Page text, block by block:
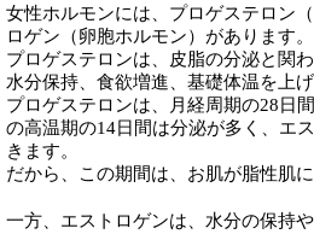
女性ホルモンには、プロゲステロン
ロゲン（卵胞ホルモン）があります。
プロゲステロンは、皮脂の分泌と関
水分保持、食欲増進、基礎体温を上
プロゲステロンは、月経周期の28日
の高温期の14日間は分泌が多く、エ
きます。
だから、この期間は、お肌が脂性肌
一方、エストロゲンは、水分の保持